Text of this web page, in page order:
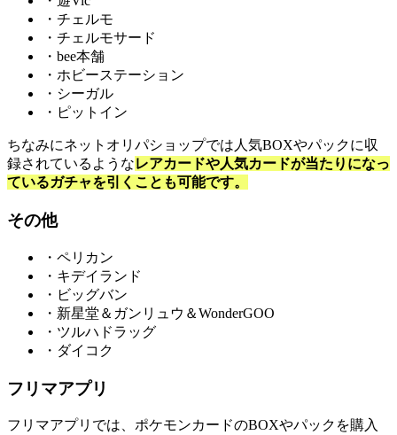
・チェルモ
・チェルモサード
・bee本舗
・ホビーステーション
・シーガル
・ピットイン
ちなみにネットオリパショップでは人気BOXやパックに収
録されているようなレアカードや人気カードが当たりになっ
ているガチャを引くことも可能です。
その他
・ペリカン
・キデイランド
・ビッグバン
・新星堂＆ガンリュウ＆WonderGOO
・ツルハドラッグ
・ダイコク
フリマアプリ
フリマアプリでは、ポケモンカードのBOXやパックを購入